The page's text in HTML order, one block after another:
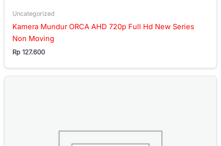
Uncategorized
Kamera Mundur ORCA AHD 720p Full Hd New Series
Non Moving
Rp 127.600